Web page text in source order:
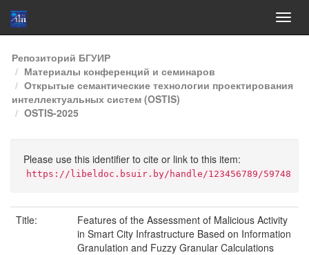
Skip
navigation
Репозиторий БГУИР
Материалы конференций и семинаров
Открытые семантические технологии проектирования
интеллектуальных систем (OSTIS)
OSTIS-2025
Please use this identifier to cite or link to this item:
https://libeldoc.bsuir.by/handle/123456789/59748
Title:
Features of the Assessment of Malicious Activity
in Smart City Infrastructure Based on Information
Granulation and Fuzzy Granular Calculations